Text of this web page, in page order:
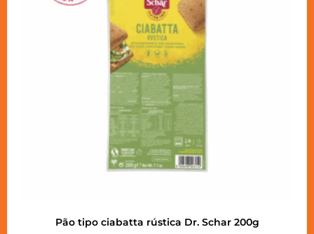
Pão tipo ciabatta rústica Dr. Schar 200g